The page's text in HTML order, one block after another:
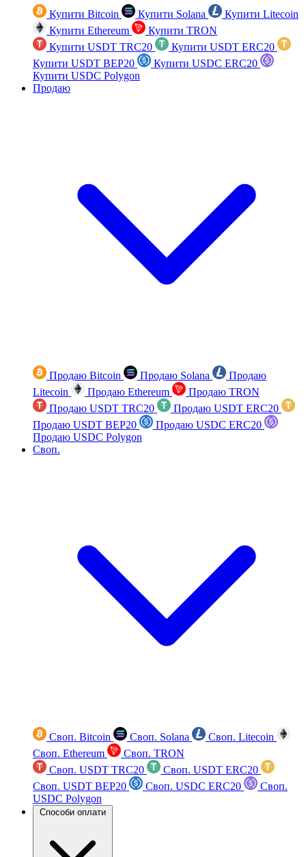
Купити Bitcoin Купити Solana
Купити Litecoin
Купити Ethereum
Купити TRON
Купити USDT TRC20
Купити USDT ERC20
Купити USDT BEP20
Купити USDC ERC20
Купити USDC Polygon
Продаю
Продаю Bitcoin Продаю Solana
Продаю
Litecoin
Продаю Ethereum
Продаю TRON
Продаю USDT TRC20
Продаю USDT ERC20
Продаю USDT BEP20
Продаю USDC ERC20
Продаю USDC Polygon
Своп.
Своп. Bitcoin Своп. Solana
Своп. Litecoin
Своп. Ethereum
Своп. TRON
Своп. USDT TRC20
Своп. USDT ERC20
Своп. USDT BEP20
Своп. USDC ERC20
Своп.
USDC Polygon
Способи оплати